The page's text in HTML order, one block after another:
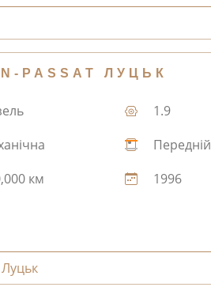
PASSAT ЛУЦЬК
1.9
Передній
км
1996
Луцьк